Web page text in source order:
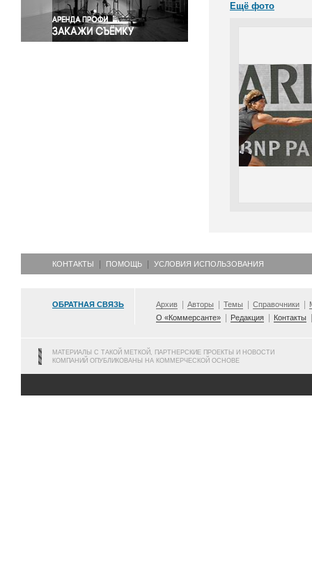
Экономика и бизнес
Ещё фото
КОНТАКТЫ ПОМОЩЬ УСЛОВИЯ ИСПОЛЬЗОВАНИЯ
ОБРАТНАЯ СВЯЗЬ Архив Авторы Темы Справочники
О «Коммерсанте»
Редакция Контакты
МАТЕРИАЛЫ С ТАКОЙ МЕТКОЙ, ПАРТНЕРСКИЕ ПРОЕКТЫ И НОВОСТИ
КОМПАНИЙ ОПУБЛИКОВАНЫ НА КОММЕРЧЕСКОЙ ОСНОВЕ